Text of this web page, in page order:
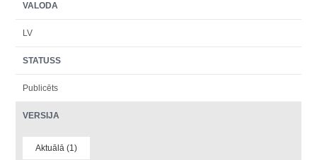
VALODA
LV
STATUSS
Publicēts
VERSIJA
Aktuālā (1)